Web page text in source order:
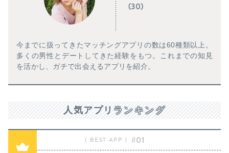
(30)
今までに扱ってきたマッチングアプリの数は60種類以上。
多くの男性とデートしてきた経験をもつ。これまでの知見
を活かし、ガチで出会えるアプリを紹介。
人気アプリ ランキング
#01